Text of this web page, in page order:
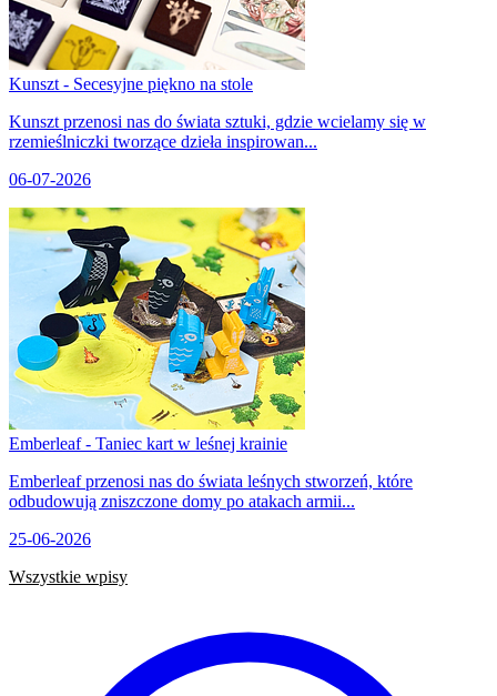
Kunszt - Secesyjne piękno na stole
Kunszt przenosi nas do świata sztuki, gdzie wcielamy się w
rzemieślniczki tworzące dzieła inspirowan...
06-07-2026
Emberleaf - Taniec kart w leśnej krainie
Emberleaf przenosi nas do świata leśnych stworzeń, które
odbudowują zniszczone domy po atakach armii...
25-06-2026
Wszystkie wpisy